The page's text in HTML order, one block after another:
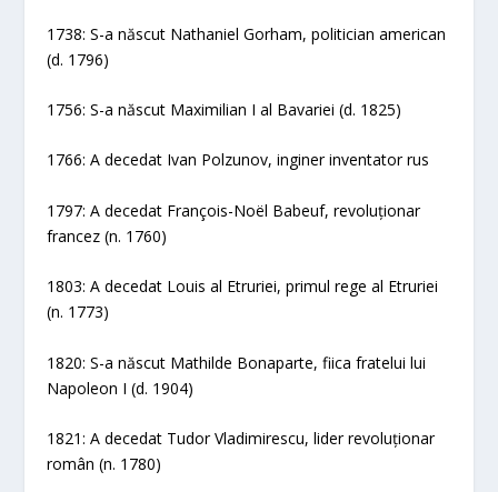
1738: S-a născut Nathaniel Gorham, politician american
(d. 1796)
1756: S-a născut Maximilian I al Bavariei (d. 1825)
1766: A decedat Ivan Polzunov, inginer inventator rus
1797: A decedat François-Noël Babeuf, revoluționar
francez (n. 1760)
1803: A decedat Louis al Etruriei, primul rege al Etruriei
(n. 1773)
1820: S-a născut Mathilde Bonaparte, fiica fratelui lui
Napoleon I (d. 1904)
1821: A decedat Tudor Vladimirescu, lider revoluționar
român (n. 1780)